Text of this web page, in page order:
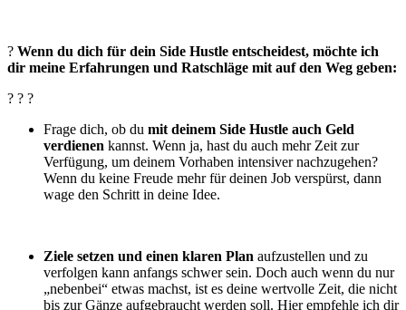
? Wenn du dich für dein Side Hustle entscheidest, möchte ich
dir meine Erfahrungen und Ratschläge mit auf den Weg geben:
? ? ?
Frage dich, ob du mit deinem Side Hustle auch Geld
verdienen kannst. Wenn ja, hast du auch mehr Zeit zur
Verfügung, um deinem Vorhaben intensiver nachzugehen?
Wenn du keine Freude mehr für deinen Job verspürst, dann
wage den Schritt in deine Idee.
Ziele setzen und einen klaren Plan aufzustellen und zu
verfolgen kann anfangs schwer sein. Doch auch wenn du nur
„nebenbei“ etwas machst, ist es deine wertvolle Zeit, die nicht
bis zur Gänze aufgebraucht werden soll. Hier empfehle ich dir